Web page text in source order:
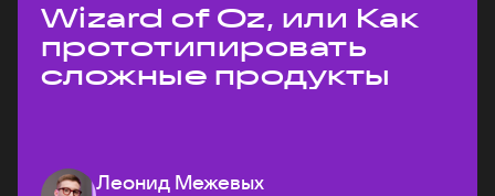
Wizard of Oz, или Как
прототипировать
сложные продукты
Леонид Межевых